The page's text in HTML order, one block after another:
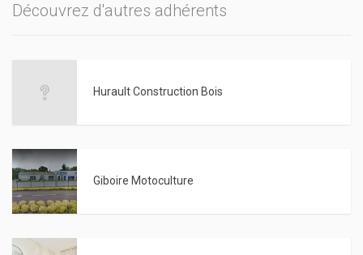
Découvrez d'autres adhérents
Hurault Construction Bois
Giboire Motoculture